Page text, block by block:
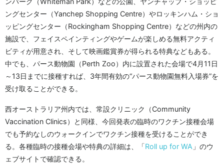
ングセンター（Yanchep Shopping Centre）やロッキンハム・ショ
ッピングセンター（Rockingham Shopping Centre）などの州内の
施設で、フェイスペインティングやゲームが楽しめる無料アクティ
ビティが用意され、そして映画鑑賞券が得られる特典などもある。
中でも、パース動物園（Perth Zoo）内に設置された会場で4月11日
～13日までに接種すれば、3年間有効の“パース動物園無料入場券”を
受け取ることができる。
西オーストラリア州内では、常設クリニック（Community
Vaccination Clinics）と同様、今回発表の臨時のワクチン接種会場
でも予約なしのウォークインでワクチン接種を受けることができ
る。各種臨時の接種会場や特典の詳細は、「Roll up for WA 」のウ
ェブサイトで確認できる。